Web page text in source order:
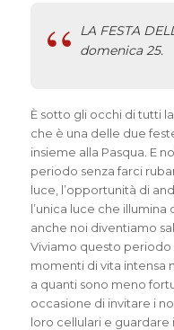
LA FESTA
domenica 25.
È sotto gli occhi di tutti
che è una delle due
insieme alla Pasqua. E
periodo senza farci
luce, l’opportunità di
l’unica luce che illumina
anche noi diventiamo
Viviamo questo
momenti di vita intensa
a quanti sono meno
occasione di invitare i
loro cellulari e guardare